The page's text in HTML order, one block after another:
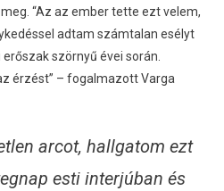
“Az az ember tette ezt velem,
adtam számtalan esélyt
szörnyű évei során.
érzést” – fogalmazott Varga
arcot, hallgatom ezt
esti interjúban és